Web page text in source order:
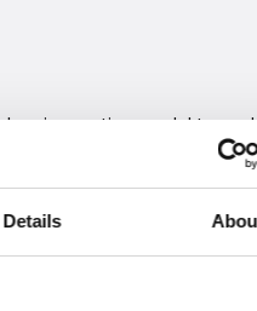
Details
innovative produkter av
selskaper i Norden,
og Østerrike, og
og
kvalitet strekker seg også inn